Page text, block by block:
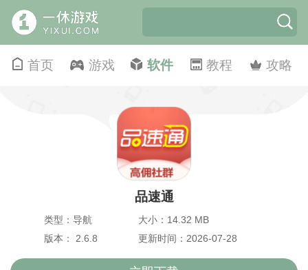
首页 游戏 软件 教程 攻略
品速通
类型：导航
大小：14.32 MB
版本： 2.6.8
更新时间：2026-07-28